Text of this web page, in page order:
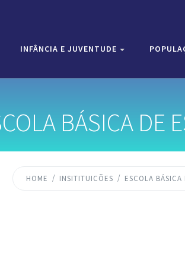
INFÂNCIA E JUVENTUDE
BÁSICA DE
HOME INSITITUICÕES ESCOLA BÁSICA